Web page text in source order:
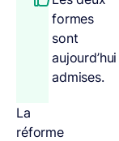
formes
sont
aujourd’hui
admises.
La
réforme